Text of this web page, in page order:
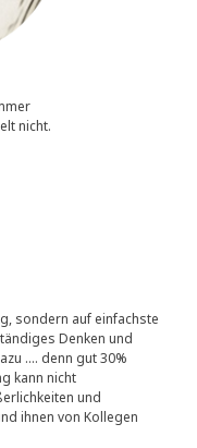
nicht.
sondern auf einfachste
Denken und
…. denn gut 30%
kann nicht
und
ihnen von Kollegen